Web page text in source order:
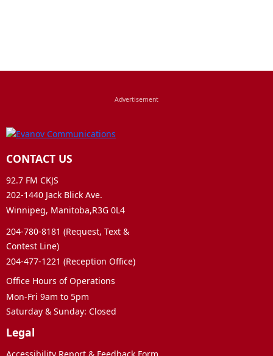
CONTACT US
92.7 FM CKJS
202-1440 Jack Blick Ave.
Winnipeg, Manitoba,R3G 0L4
204-780-8181 (Request, Text &
Contest Line)
204-477-1221 (Reception Office)
Office Hours of Operations
Mon-Fri 9am to 5pm
Saturday & Sunday: Closed
Legal